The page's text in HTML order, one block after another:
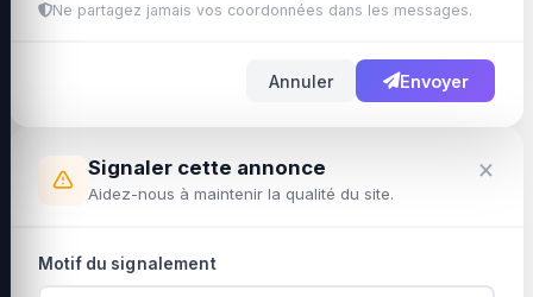
Ne partagez jamais vos coordonnées dans les messages.
Annuler Envoyer
Signaler cette annonce
Aidez-nous à maintenir la qualité du site.
×
Motif du signalement